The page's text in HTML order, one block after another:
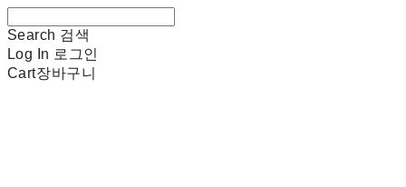
Search 검색
Log In 로그인
Cart장바구니